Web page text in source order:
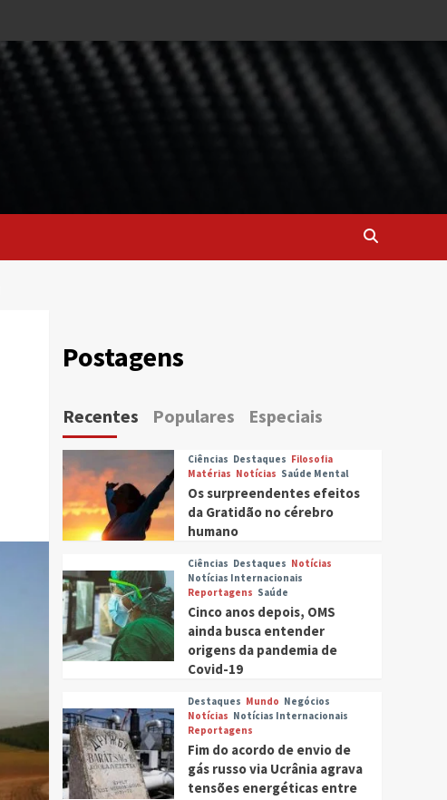
Postagens
Recentes Populares Especiais
Ciências Destaques Filosofia
Matérias Notícias Saúde Mental
Os surpreendentes efeitos
da Gratidão no cérebro
humano
Ciências Destaques Notícias
Notícias Internacionais
Reportagens Saúde
Cinco anos depois, OMS
ainda busca entender
origens da pandemia de
Covid-19
Destaques Mundo Negócios
Notícias Notícias Internacionais
Reportagens
Fim do acordo de envio de
gás russo via Ucrânia agrava
tensões energéticas entre